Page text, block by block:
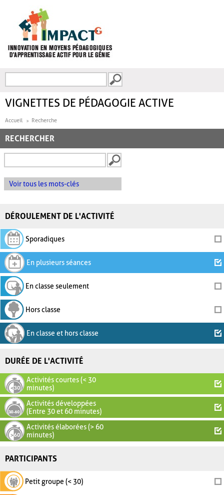
FORMULAIRE DE
VIGNETTES DE PÉDAGOGIE ACTIVE
Accueil Recherche
RECHERCHER
Voir tous les mots-clés
DÉROULEMENT DE L'ACTIVITÉ
Sporadiques
En plusieurs séances
En classe seulement
Hors classe
En classe et hors classe
DURÉE DE L'ACTIVITÉ
Activités courtes (< 30
minutes)
Activités développées
(Entre 30 et 60 minutes)
Activités élaborées (> 60
minutes)
PARTICIPANTS
Petit groupe (< 30)